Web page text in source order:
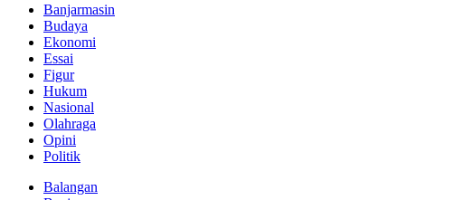
Banjarmasin
Budaya
Ekonomi
Essai
Figur
Hukum
Nasional
Olahraga
Opini
Politik
Balangan